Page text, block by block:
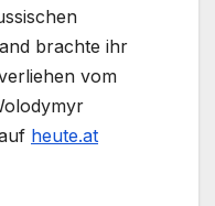
brachte ihr
vom
heute.at